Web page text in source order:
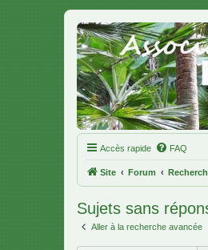
Accès rapide FAQ
Site Forum
Sujets sans
Aller à la recherche avancée